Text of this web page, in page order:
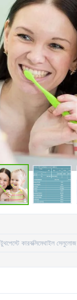
টুথপেস্টে কারবক্সিমেথাইল সেলুলোজ